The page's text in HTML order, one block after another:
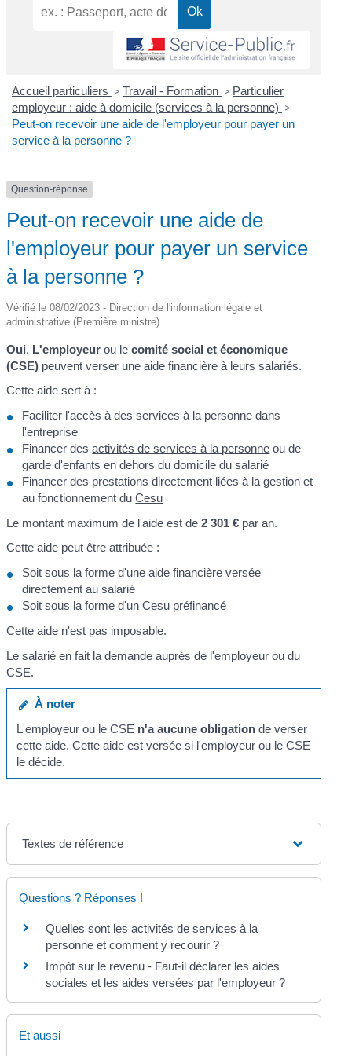
Accueil particuliers > Travail - Formation > Particulier
employeur : aide à domicile (services à la personne) >
Peut-on recevoir une aide de l'employeur pour payer un
service à la personne ?
Question-réponse
Peut-on recevoir une aide de
l'employeur pour payer un service
à la personne ?
Vérifié le 08/02/2023 - Direction de l'information légale et
administrative (Première ministre)
Oui. L'employeur ou lecomité social et économique
(CSE) peuvent verser une aide financière à leurs salariés.
Cette aide sert à :
Faciliter l'accès à des services à la personne dans
l'entreprise
Financer desactivités de services à la personne ou de
garde d'enfants en dehors du domicile du salarié
Financer des prestations directement liées à la gestion et
au fonctionnement duCesu
Le montant maximum de l'aide est de2 301 € par an.
Cette aide peut être attribuée :
Soit sous la forme d'une aide financière versée
directement au salarié
Soit sous la formed'un Cesu préfinancé
Cette aide n'est pas imposable.
Le salarié en fait la demande auprès de l'employeur ou du
CSE.
À noter
L'employeur ou le CSE n'a aucune obligationde verser
cette aide. Cette aide est versée si l'employeur ou le CSE
le décide.
Textes de référence
Questions ? Réponses !
Quelles sont les activités de services à la
personne et comment y recourir ?
Impôt sur le revenu - Faut-il déclarer les aides
sociales et les aides versées par l'employeur ?
Et aussi